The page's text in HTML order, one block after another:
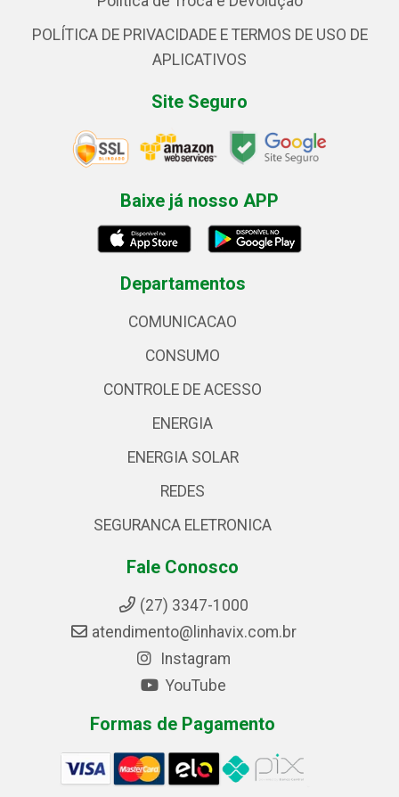
POLÍTICA DE PRIVACIDADE E TERMOS DE USO DE
APLICATIVOS
Site Seguro
Baixe já nosso APP
Departamentos
COMUNICACAO
CONSUMO
CONTROLE DE ACESSO
ENERGIA
ENERGIA SOLAR
REDES
SEGURANCA ELETRONICA
Fale Conosco
(27) 3347-1000
atendimento@linhavix.com.br
Instagram
YouTube
Formas de Pagamento